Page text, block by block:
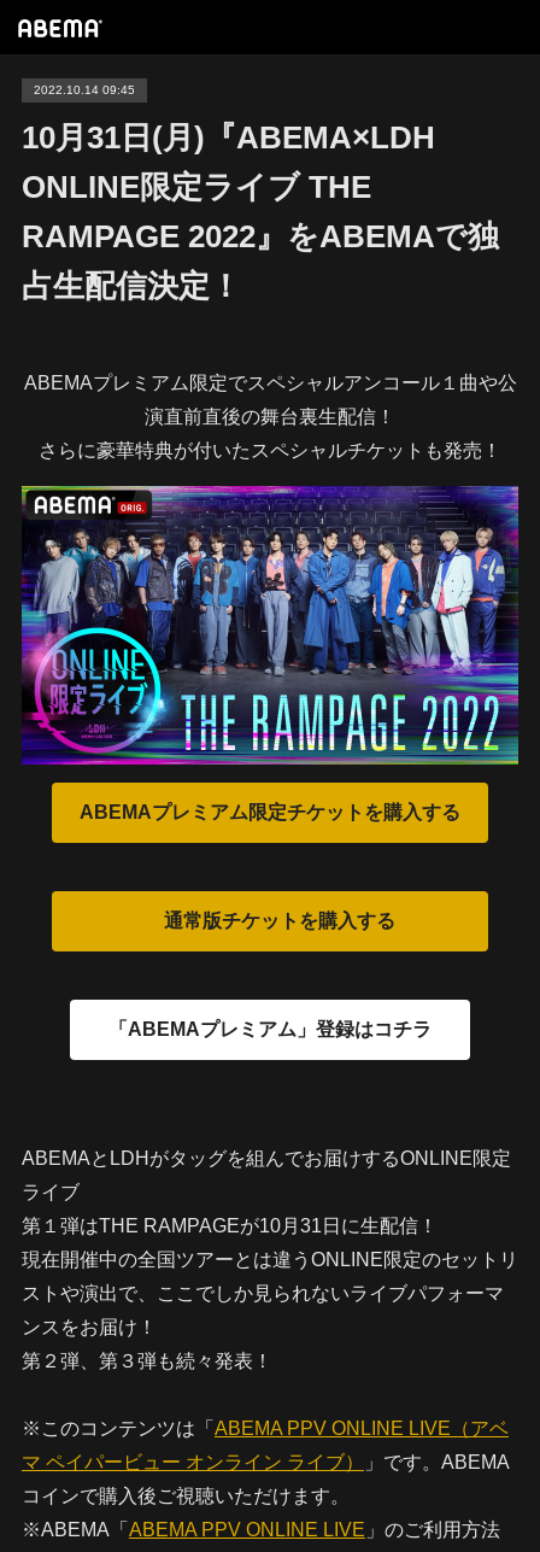
2022.10.14 09:45
10月31日(月)『ABEMA×LDH
ONLINE限定ライブ THE
RAMPAGE 2022』をABEMAで独
占生配信決定！
ABEMAプレミアム限定でスペシャルアンコール１曲や公
演直前直後の舞台裏生配信！
さらに豪華特典が付いたスペシャルチケットも発売！
ABEMAとLDHがタッグを組んでお届けするONLINE限定
ライブ
第１弾はTHE RAMPAGEが10月31日に生配信！
現在開催中の全国ツアーとは違うONLINE限定のセットリ
ストや演出で、ここでしか見られないライブパフォーマ
ンスをお届け！
第２弾、第３弾も続々発表！
※このコンテンツは「 ABEMA PPV ONLINE LIVE（アベ
マ ペイパービュー オンライン ライブ）
」です。ABEMA
コインで購入後ご視聴いただけます。
※ABEMA「 ABEMA PPV ONLINE LIVE 」のご利用方法